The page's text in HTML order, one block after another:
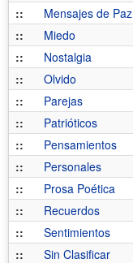
::
Mensajes de Paz
::
Miedo
::
Nostalgia
::
Olvido
::
Parejas
::
Patrióticos
::
Pensamientos
::
Personales
::
Prosa Poética
::
Recuerdos
::
Sentimientos
::
Sin Clasificar